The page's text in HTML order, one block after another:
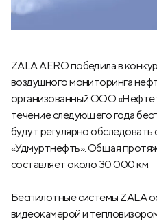
ZALA AERO победила в
воздушного мониторинга
организованный ООО
течение следующего года
будут регулярно
«Удмуртнефть». Общая
составляет около 30 000 км.
Беспилотные системы ZALA
видеокамерой и